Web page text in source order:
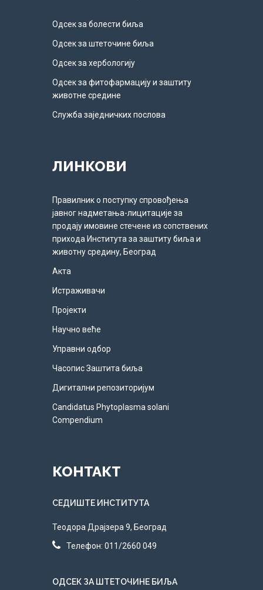
Одсек за болести биља
Одсек за штеточине биља
Одсек за хербологију
Одсек за фитофармацију и заштиту
животне средине
Служба заједничких послова
ЛИНКОВИ
Правилник о поступку спровођења
јавног надметања-лицитације за
продају имовине стечене из сопствених
прихода Института за заштиту биља и
животну средину, Београд
Акта
Истраживачи
Пројекти
Научно веће
Управни одбор
Часопис Заштита биља
Дигитални репозиторијум
Candidatus Phytoplasma solani
Compendium
КОНТАКТ​
СЕДИШТЕ ИНСТИТУТА
Теодора Драјзера 9, Београд
Телефон: 011/2660 049
ОДСЕК ЗА ШТЕТОЧИНЕ БИЉА